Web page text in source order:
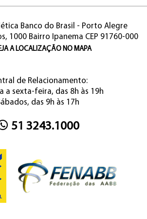
Banco do Brasil - Porto Alegre
1000 Bairro Ipanema CEP 91760-000
A LOCALIZAÇÃO NO MAPA
de Relacionamento:
a sexta-feira, das 8h às 19h
das 9h às 17h
51 3243.1000